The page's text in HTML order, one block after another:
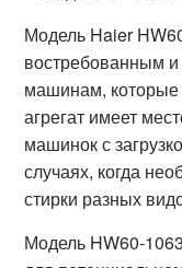
Модель Haier
востребованным
машинам, которые
агрегат имеет
машинок с
случаях, когда
стирки разных
Модель HW60-